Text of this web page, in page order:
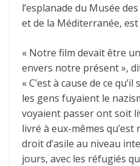
l’esplanade du Musée
et de la Méditerranée,
« Notre film devait être
envers notre présent »,
« C’est à cause de ce
les gens fuyaient le
voyaient passer ont soit
livré à eux-mêmes
droit d’asile au niveau
jours, avec les réfugiés